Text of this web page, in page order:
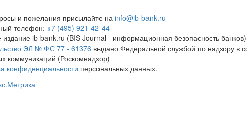
и пожелания присылайте на info@ib-bank.ru
телефон: +7 (495) 921-42-44
издание ib-bank.ru (BIS Journal - информационная безопасность
ЭЛ № ФС 77 - 61376 выдано Федеральной службой по надзору в
коммуникаций (Роскомнадзор)
конфиденциальности персональных данных.